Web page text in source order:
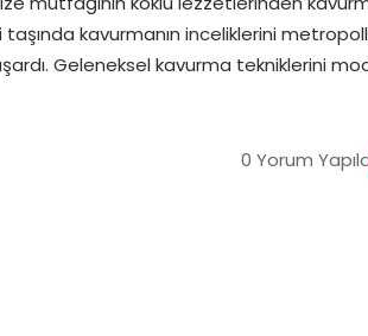
kavurmanın inceliklerini
Geleneksel kavurma tekniklerini
0 Yorum